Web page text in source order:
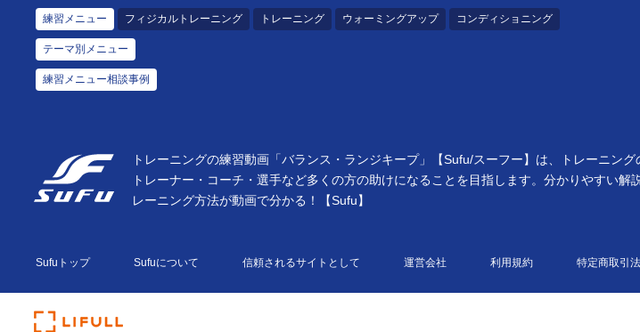
練習メニュー フィジカルトレーニング トレーニング ウォーミングアップ コンディショニング
テーマ別メニュー
練習メニュー相談事例
トレーニングの練習動画「バランス・ランジキープ」【Sufu/スーフー】は、トレーニン
トレーナー・コーチ・選手など多くの方の助けになることを目指します。分かりやすい
レーニング方法が動画で分かる！【Sufu】
Sufuトップ Sufuについて 信頼されるサイトとして 運営会社 利用規約 特定商取引